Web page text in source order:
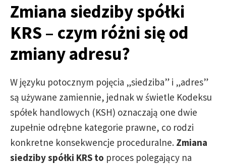
Zmiana siedziby spółki
KRS – czym różni się od
zmiany adresu?
W języku potocznym pojęcia „siedziba” i „adres”
są używane zamiennie, jednak w świetle Kodeksu
spółek handlowych (KSH) oznaczają one dwie
zupełnie odrębne kategorie prawne, co rodzi
konkretne konsekwencje proceduralne. Zmiana
siedziby spółki KRS to proces polegający na